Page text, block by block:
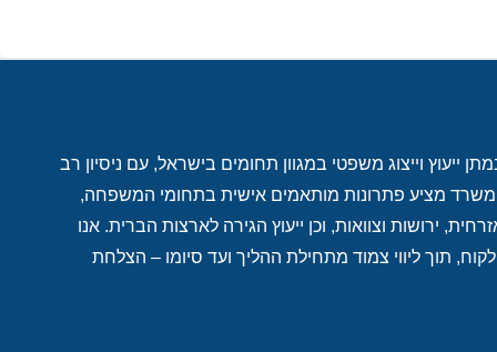
ייעוץ וייצוג משפטי במגוון תחומים בישראל, עם ניסיון רב
המשרד מציע פתרונות מותאמים אישית בתחומי המשפחה,
ירושות וצוואות, וכן ייעוץ הגירה לארצות הברית. אנו
תוך ליווי צמוד מתחילת ההליך ועד סיומו – הצלחת